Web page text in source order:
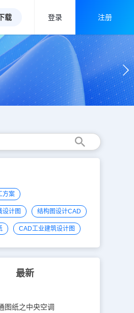
载 登录 注册
方案
设计图 结构图设计CAD
CAD工业建筑设计图
最新
图纸之中央空调